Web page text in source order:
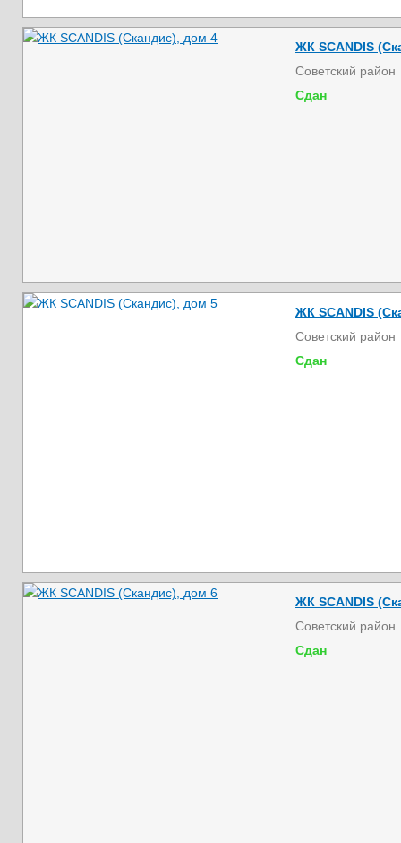
ЖК SCANDIS
Советский район
Сдан
ЖК SCANDIS
Советский район
Сдан
ЖК SCANDIS
Советский район
Сдан